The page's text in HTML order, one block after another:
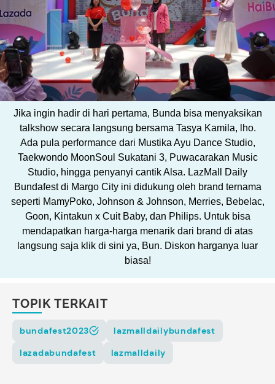
Jika ingin hadir di hari pertama, Bunda bisa menyaksikan
talkshow secara langsung bersama Tasya Kamila, lho.
Ada pula performance dari Mustika Ayu Dance Studio,
Taekwondo MoonSoul Sukatani 3, Puwacarakan Music
Studio, hingga penyanyi cantik Alsa. LazMall Daily
Bundafest di Margo City ini didukung oleh brand ternama
seperti MamyPoko, Johnson & Johnson, Merries, Bebelac,
Goon, Kintakun x Cuit Baby, dan Philips. Untuk bisa
mendapatkan harga-harga menarik dari brand di atas
langsung saja klik di sini ya, Bun. Diskon harganya luar
biasa!
TOPIK TERKAIT
bundafest2023
lazmalldailybundafest
lazadabundafest
lazmalldaily